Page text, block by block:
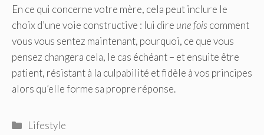
En ce qui concerne votre mère, cela peut inclure le
choix d’une voie constructive : lui dire une fois comment
vous vous sentez maintenant, pourquoi, ce que vous
pensez changera cela, le cas échéant – et ensuite être
patient, résistant à la culpabilité et fidèle à vos principes
alors qu’elle forme sa propre réponse.
Catégories
Lifestyle